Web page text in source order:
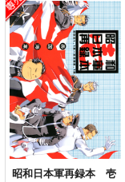
昭和日本軍再録本 壱